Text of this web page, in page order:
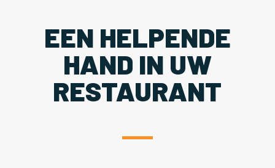
EEN HELPENDE
HAND IN UW
RESTAURANT